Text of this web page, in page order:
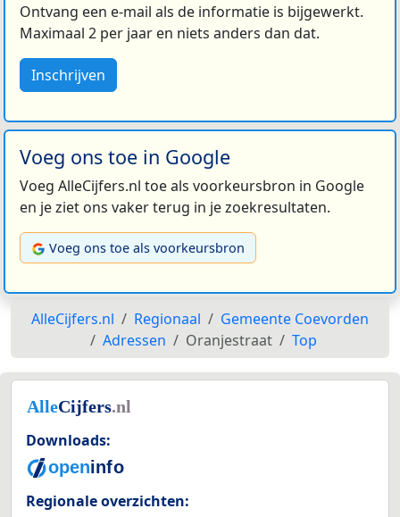
Ontvang een e-mail als de informatie is bijgewerkt.
Maximaal 2 per jaar en niets anders dan dat.
Inschrijven
Voeg ons toe in Google
Voeg AlleCijfers.nl toe als voorkeursbron in Google
en je ziet ons vaker terug in je zoekresultaten.
Voeg ons toe als voorkeursbron
AlleCijfers.nl Regionaal
Gemeente Coevorden
Adressen
Oranjestraat Top
Downloads:
Regionale overzichten: